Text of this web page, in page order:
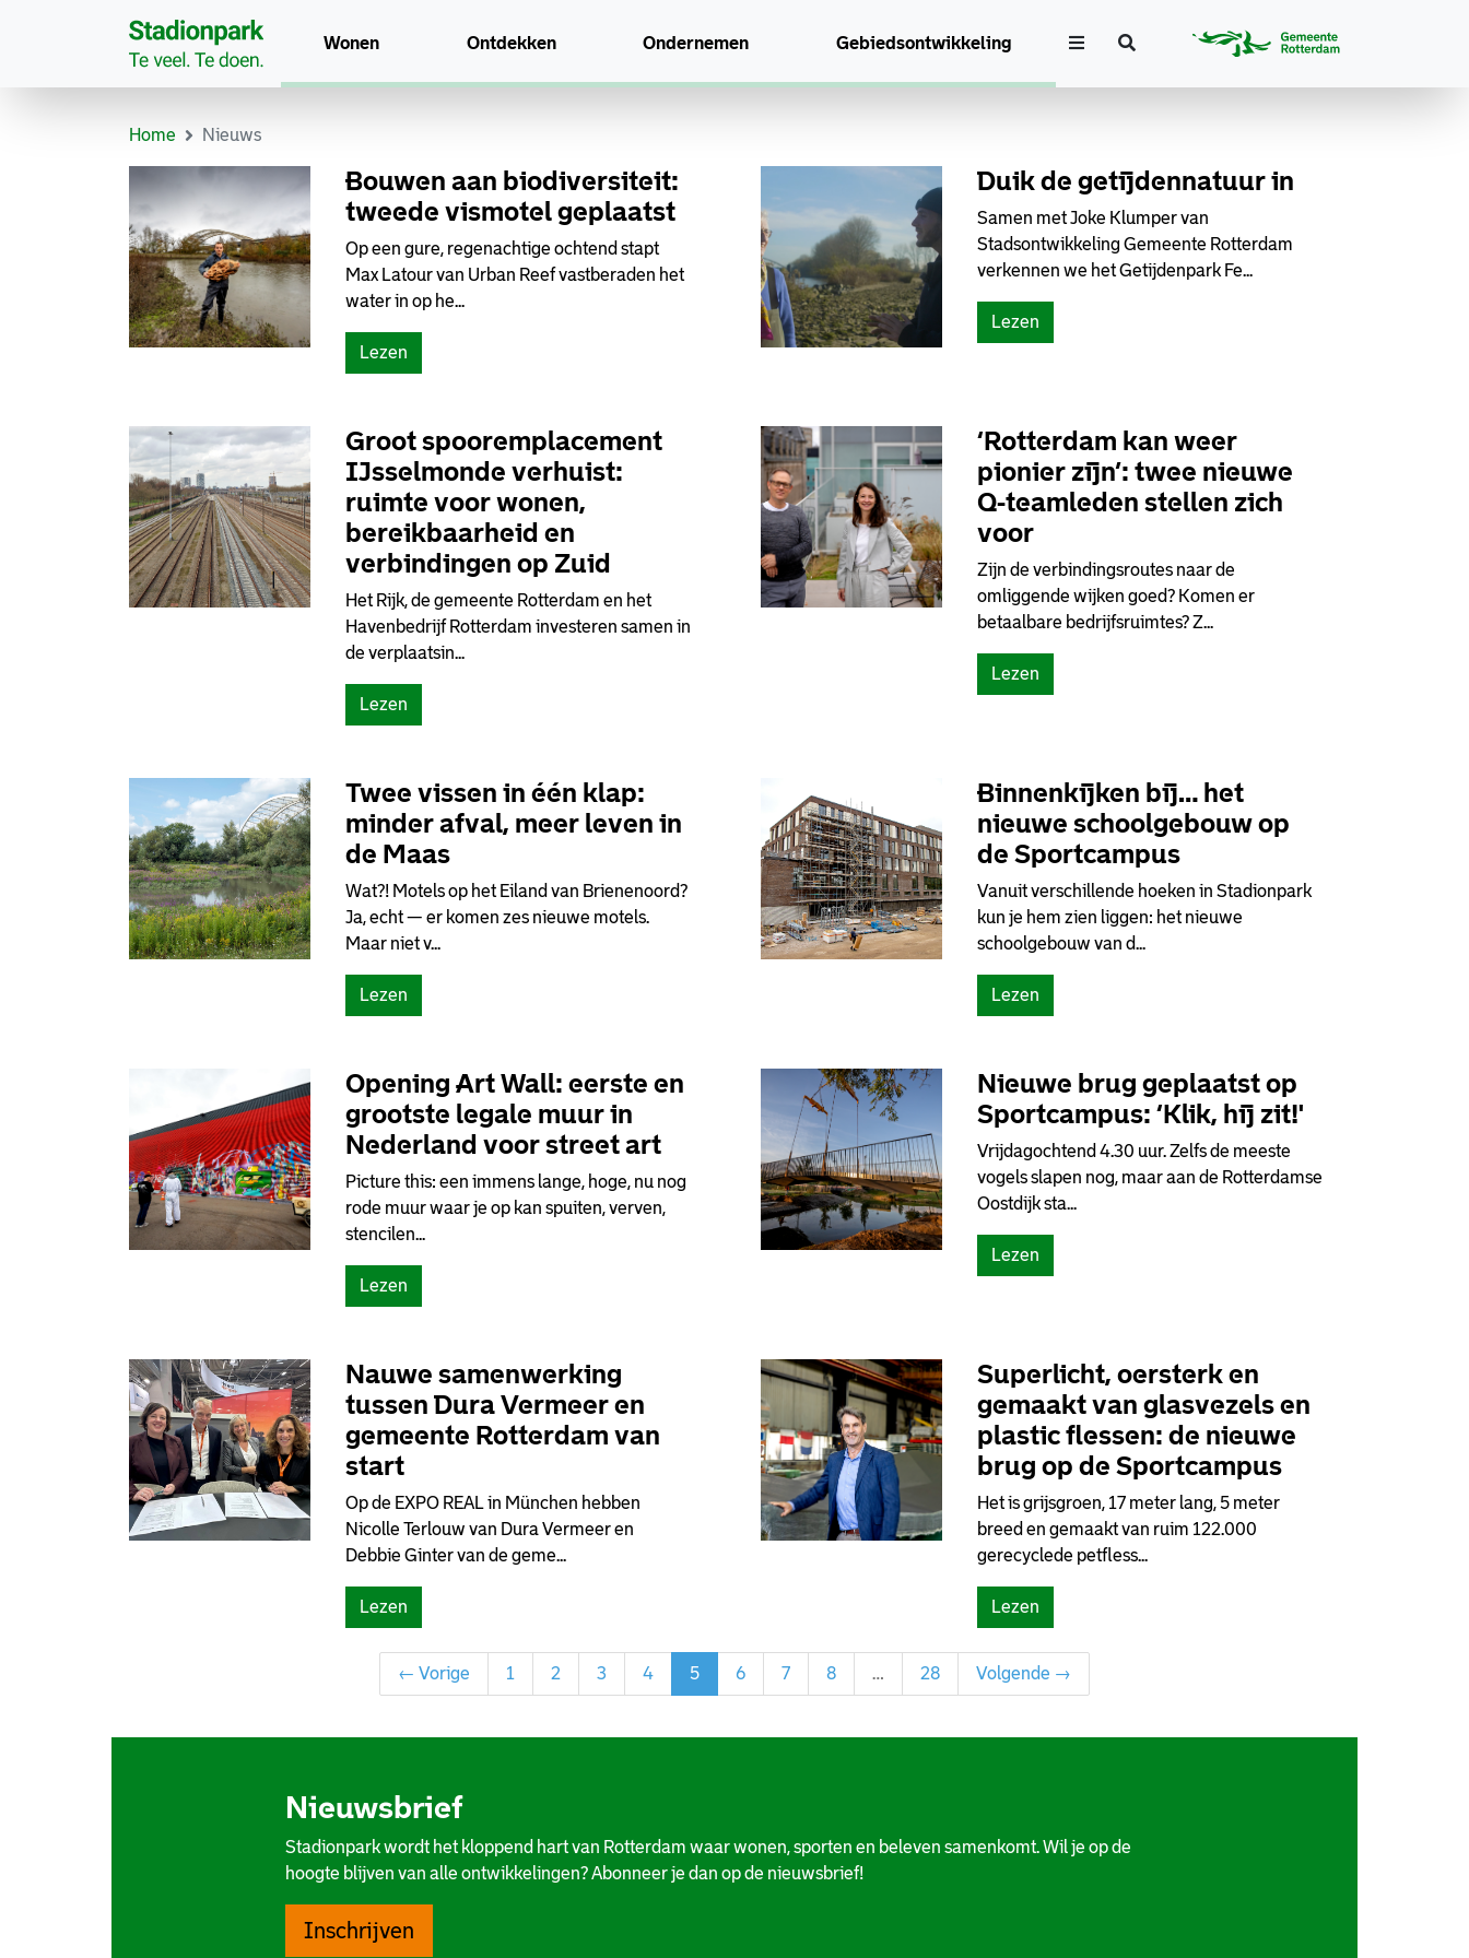
Wonen Ontdekken Ondernemen Gebiedsontwikkeling Zoeken
Nieuws
Home Nieuws
Bouwen aan biodiversiteit:
tweede vismotel geplaatst
Op een gure, regenachtige ochtend stapt
Max Latour van Urban Reef vastberaden het
water in op he...
Lezen
Duik de getijdennatuur in
Samen met Joke Klumper van
Stadsontwikkeling Gemeente Rotterdam
verkennen we het Getijdenpark Fe...
Lezen
Groot spooremplacement
IJsselmonde verhuist:
ruimte voor wonen,
bereikbaarheid en
verbindingen op Zuid
Het Rijk, de gemeente Rotterdam en het
Havenbedrijf Rotterdam investeren samen in
de verplaatsin...
Lezen
‘Rotterdam kan weer
pionier zijn’: twee nieuwe
Q-teamleden stellen zich
voor
Zijn de verbindingsroutes naar de
omliggende wijken goed? Komen er
betaalbare bedrijfsruimtes? Z...
Lezen
Twee vissen in één klap:
minder afval, meer leven in
de Maas
Wat?! Motels op het Eiland van Brienenoord?
Ja, echt — er komen zes nieuwe motels.
Maar niet v...
Lezen
Binnenkijken bij… het
nieuwe schoolgebouw op
de Sportcampus
Vanuit verschillende hoeken in Stadionpark
kun je hem zien liggen: het nieuwe
schoolgebouw van d...
Lezen
Opening Art Wall: eerste en
grootste legale muur in
Nederland voor street art
Picture this: een immens lange, hoge, nu nog
rode muur waar je op kan spuiten, verven,
stencilen...
Lezen
Nieuwe brug geplaatst op
Sportcampus: ‘Klik, hij zit!'
Vrijdagochtend 4.30 uur. Zelfs de meeste
vogels slapen nog, maar aan de Rotterdamse
Oostdijk sta...
Lezen
Nauwe samenwerking
tussen Dura Vermeer en
gemeente Rotterdam van
start
Op de EXPO REAL in München hebben
Nicolle Terlouw van Dura Vermeer en
Debbie Ginter van de geme...
Lezen
Superlicht, oersterk en
gemaakt van glasvezels en
plastic flessen: de nieuwe
brug op de Sportcampus
Het is grijsgroen, 17 meter lang, 5 meter
breed en gemaakt van ruim 122.000
gerecyclede petfless...
Lezen
← Vorige 1 2 3 4 5 6 7 8 … 28 Volgende →
Nieuwsbrief
Stadionpark wordt het kloppend hart van Rotterdam waar wonen, sporten en beleven samenkomt. Wil je op de
hoogte blijven van alle ontwikkelingen? Abonneer je dan op de nieuwsbrief!
Inschrijven